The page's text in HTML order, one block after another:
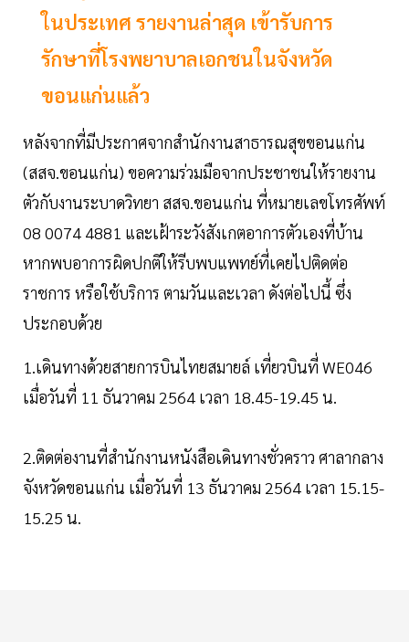
ในประเทศ รายงานล่าสุด เข้ารับการ
รักษาที่โรงพยาบาลเอกชนในจังหวัด
ขอนแก่นแล้ว
หลังจากที่มีประกาศจากสำนักงานสาธารณสุขขอนแก่น
(สสจ.ขอนแก่น) ขอความร่วมมือจากประชาชนให้รายงาน
ตัวกับงานระบาดวิทยา สสจ.ขอนแก่น ที่หมายเลขโทรศัพท์
08 0074 4881 และเฝ้าระวังสังเกตอาการตัวเองที่บ้าน
หากพบอาการผิดปกติให้รีบพบแพทย์ที่เคยไปติดต่อ
ราชการ หรือใช้บริการ ตามวันและเวลา ดังต่อไปนี้ ซึ่ง
ประกอบด้วย
1.เดินทางด้วยสายการบินไทยสมายล์ เที่ยวบินที่ WE046
เมื่อวันที่ 11 ธันวาคม 2564 เวลา 18.45-19.45 น.
2.ติดต่องานที่สำนักงานหนังสือเดินทางชั่วคราว ศาลากลาง
จังหวัดขอนแก่น เมื่อวันที่ 13 ธันวาคม 2564 เวลา 15.15-
15.25 น.